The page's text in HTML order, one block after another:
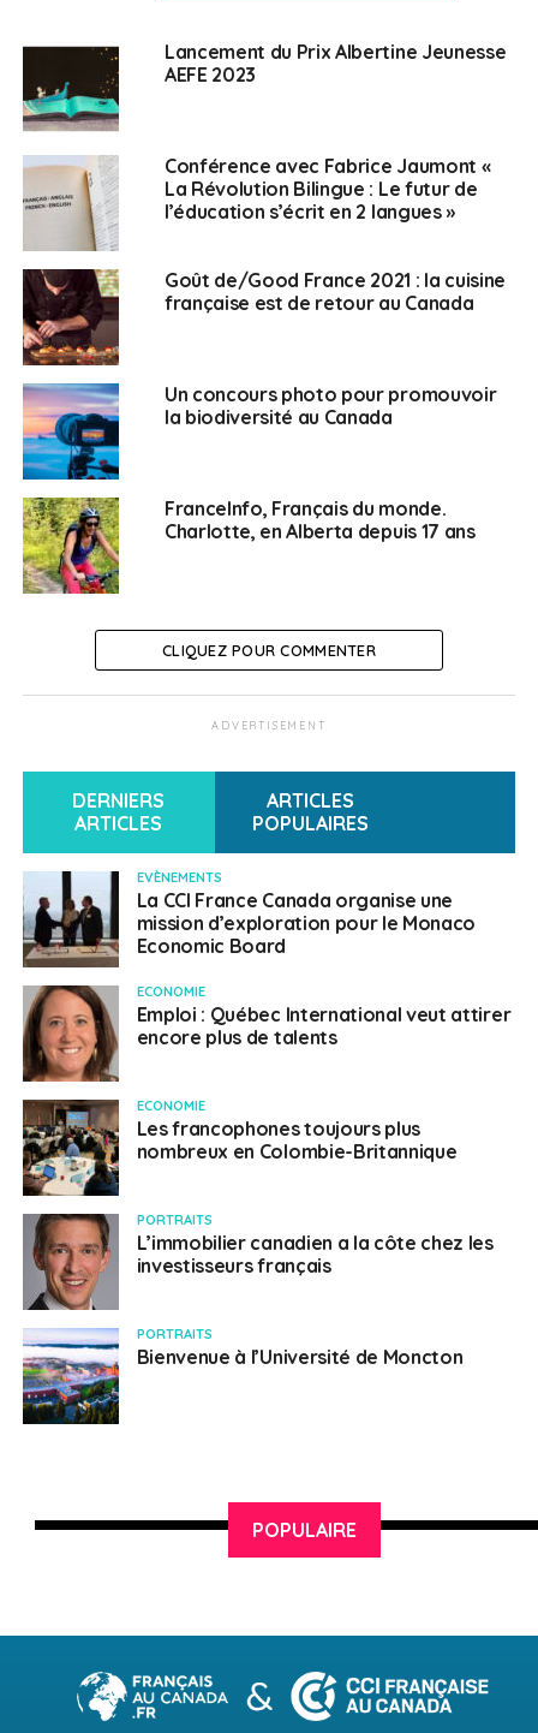
« Il était une fois demain » © Chris Morin-Eitner
volonté d’expansion de l’Homme, notamment à travers
la construction de buildings et monuments toujours
plus grands, plus hauts, alors même que notre planète
risque la destruction. Sa série « il était une fois demain »
est exposée régulièrement, notamment dans le cadre
de la cop 21 à Londres, Kuala Lumpur, Singapour et
Paris.
Vous pourrez désormais la retrouver au pôle artistique
cSPACE( même niveau que l’Alliance Française de
Calgary ) du 17 mai au 15 juin.
proposera gratuitement une rencontre avec le
photographe via zoom le samedi 28 mai à 11h.
SUJETS ASSOCIÉS:
Fanny Lardillier
Lancement du Prix Albertine Jeunesse
AEFE 2023
Conférence avec Fabrice Jaumont «
La Révolution Bilingue : Le futur de
l’éducation s’écrit en 2 langues »
Goût de/Good France 2021 : la cuisine
française est de retour au Canada
Un concours photo pour promouvoir
la biodiversité au Canada
FranceInfo, Français du monde.
Charlotte, en Alberta depuis 17 ans
CLIQUEZ POUR COMMENTER
ADVERTISEMENT
DERNIERS
ARTICLES
ARTICLES
POPULAIRES
EVÈNEMENTS
La CCI France Canada organise une
mission d’exploration pour le Monaco
Economic Board
ECONOMIE
Emploi : Québec International veut attirer
encore plus de talents
ECONOMIE
Les francophones toujours plus
nombreux en Colombie-Britannique
PORTRAITS
L’immobilier canadien a la côte chez les
investisseurs français
PORTRAITS
Bienvenue à l’Université de Moncton
POPULAIRE